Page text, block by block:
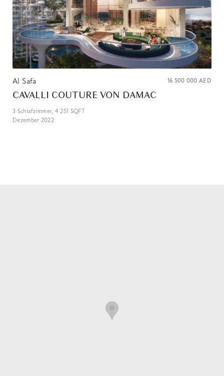
Al Safa 16 500 000 AED
CAVALLI COUTURE VON DAMAC
3 Schlafzimmer, 4 251 SQFT
Dezember 2022